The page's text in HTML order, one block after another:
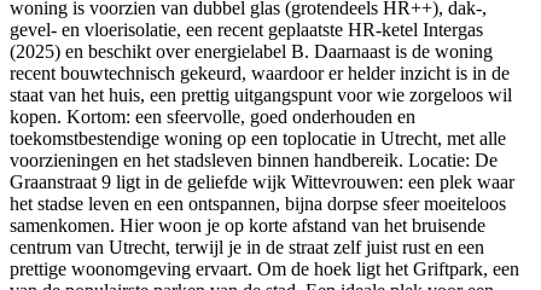
woning is voorzien van dubbel glas (grotendeels HR++), dak-,
gevel- en vloerisolatie, een recent geplaatste HR-ketel Intergas
(2025) en beschikt over energielabel B. Daarnaast is de woning
recent bouwtechnisch gekeurd, waardoor er helder inzicht is in de
staat van het huis, een prettig uitgangspunt voor wie zorgeloos wil
kopen. Kortom: een sfeervolle, goed onderhouden en
toekomstbestendige woning op een toplocatie in Utrecht, met alle
voorzieningen en het stadsleven binnen handbereik. Locatie: De
Graanstraat 9 ligt in de geliefde wijk Wittevrouwen: een plek waar
het stadse leven en een ontspannen, bijna dorpse sfeer moeiteloos
samenkomen. Hier woon je op korte afstand van het bruisende
centrum van Utrecht, terwijl je in de straat zelf juist rust en een
prettige woonomgeving ervaart. Om de hoek ligt het Griftpark, een